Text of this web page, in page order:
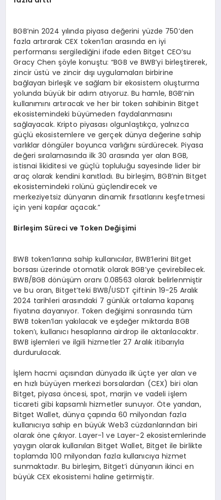
BGB’nin 2024 yılında piyasa değerini yüzde 750’den
fazla artırarak CEX token’ları arasında en iyi
performansı sergilediğini ifade eden Bitget CEO’su
Gracy Chen şöyle konuştu: “BGB ve BWB’yi birleştirerek,
zincir üstü ve zincir dışı uygulamaları birbirine
bağlayan birleşik ve sağlam bir ekosistem oluşturma
yolunda büyük bir adım atıyoruz. Bu hamle, BGB’nin
kullanımını artıracak ve her bir token sahibinin Bitget
ekosistemindeki büyümeden faydalanmasını
sağlayacak. Kripto piyasası olgunlaştıkça, yalnızca
güçlü ekosistemlere ve gerçek dünya değerine sahip
varlıklar döngüler boyunca varlığını sürdürecek. Piyasa
değeri sıralamasında ilk 30 arasında yer alan BGB,
istisnai likiditesi ve güçlü topluluğu sayesinde lider bir
araç olarak kendini kanıtladı. Bu birleşim, BGB’nin Bitget
ekosistemindeki rolünü güçlendirecek ve
merkeziyetsiz dünyanın dinamik fırsatlarını keşfetmesi
için yeni kapılar açacak.”
Birleşim Süreci ve Token Değişimi
BWB token’larına sahip kullanıcılar, BWB’lerini Bitget
borsası üzerinde otomatik olarak BGB’ye çevirebilecek.
BWB/BGB dönüşüm oranı 0.08563 olarak belirlenmiştir
ve bu oran, Bitget’teki BWB/USDT çiftinin 19-25 Aralık
2024 tarihleri arasındaki 7 günlük ortalama kapanış
fiyatına dayanıyor. Token değişimi sonrasında tüm
BWB token’ları yakılacak ve eşdeğer miktarda BGB
token’ı, kullanıcı hesaplarına airdrop ile aktarılacaktır.
BWB işlemleri ve ilgili hizmetler 27 Aralık itibarıyla
durdurulacak.
İşlem hacmi açısından dünyada ilk üçte yer alan ve
en hızlı büyüyen merkezi borsalardan (CEX) biri olan
Bitget, piyasa öncesi, spot, marjin ve vadeli işlem
ticareti gibi kapsamlı hizmetler sunuyor. Öte yandan,
Bitget Wallet, dünya çapında 60 milyondan fazla
kullanıcıya sahip en büyük Web3 cüzdanlarından biri
olarak öne çıkıyor. Layer-1 ve Layer-2 ekosistemlerinde
yaygın olarak kullanılan Bitget Wallet, Bitget ile birlikte
toplamda 100 milyondan fazla kullanıcıya hizmet
sunmaktadır. Bu birleşim, Bitget’i dünyanın ikinci en
büyük CEX ekosistemi haline getirmiştir.